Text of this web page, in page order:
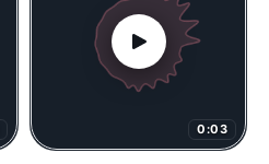
0:03